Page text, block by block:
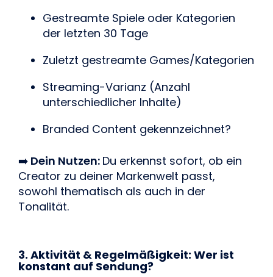
Gestreamte Spiele oder Kategorien
der letzten 30 Tage
Zuletzt gestreamte Games/Kategorien
Streaming-Varianz (Anzahl
unterschiedlicher Inhalte)
Branded Content gekennzeichnet?
➡️ Dein Nutzen: Du erkennst sofort, ob ein
Creator zu deiner Markenwelt passt,
sowohl thematisch als auch in der
Tonalität.
3. Aktivität & Regelmäßigkeit: Wer ist
konstant auf Sendung?